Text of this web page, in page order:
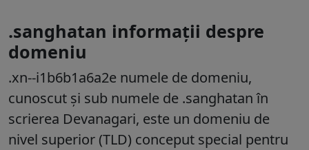
.sanghatan informații despre
domeniu
.xn--i1b6b1a6a2e numele de domeniu,
cunoscut și sub numele de .sanghatan în
scrierea Devanagari, este un domeniu de
nivel superior (TLD) conceput special pentru